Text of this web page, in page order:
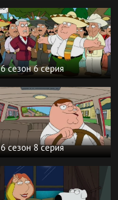
6 сезон 6 серия
6 сезон 8 серия